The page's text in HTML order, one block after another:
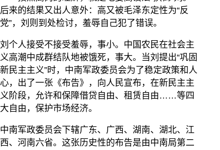
后来的结果又出人意外：高又被毛泽东定性为“反
党”，刘则到处检讨，羞辱自己犯了错误。
刘个人接受不接受羞辱，事小。中国农民在社会主
义高潮中成群结队地被饿死，事大。当刘提出“巩固
新民主主义”时，中南军政委员会为了稳定政策和人
心，出了一张《布告》，向人民宣布，在新民主主
义阶段，允许和保障借贷自由、租赁自由……等四
大自由，保护市场经济。
中南军政委员会下辖广东、广西、湖南、湖北、江
西、河南六省。这张历史性的布告是由中南局第二